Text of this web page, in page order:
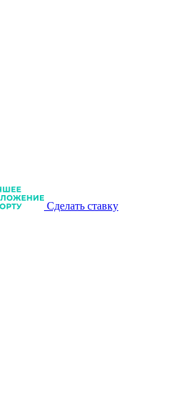
Сделать ставку